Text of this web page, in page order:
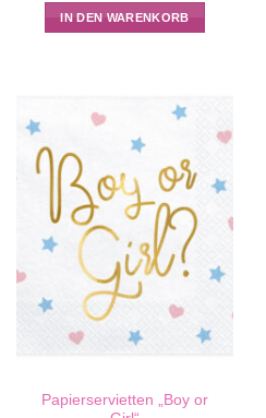
IN DEN WARENKORB
Papierservietten „Boy or